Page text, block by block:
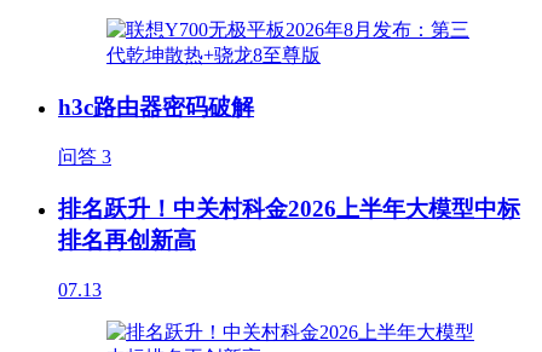
h3c路由器密码破解
问答 3
排名跃升！中关村科金2026上半年大模型中标
排名再创新高
07.13